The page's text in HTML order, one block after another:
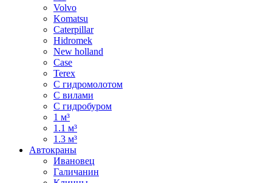
Volvo
Komatsu
Caterpillar
Hidromek
New holland
Case
Terex
С гидромолотом
С вилами
С гидробуром
1 м³
1.1 м³
1.3 м³
Автокраны
Ивановец
Галичанин